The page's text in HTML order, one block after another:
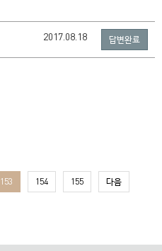
2017.08.18 답변완료
153 154 155
다음